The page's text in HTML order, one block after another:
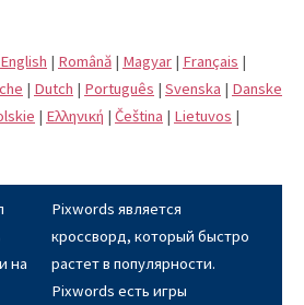
English | Română | Magyar | Français |
| Dutch | Português | Svenska | Danske
| Eλληνική | Čeština | Lietuvos |
на
Pixwords является
кроссворд, который быстро
растет в популярности.
Pixwords есть игры